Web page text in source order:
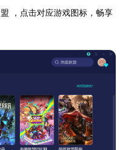
，点击对应游戏图标，畅享